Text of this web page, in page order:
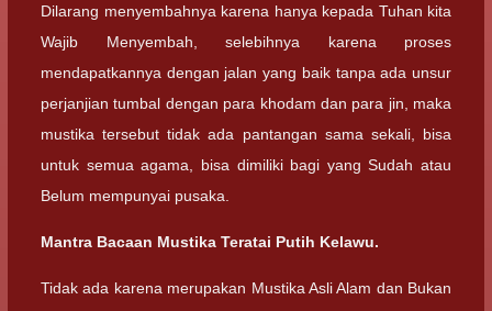
Dilarang menyembahnya karena hanya kepada Tuhan kita
Wajib Menyembah, selebihnya karena proses
mendapatkannya dengan jalan yang baik tanpa ada unsur
perjanjian tumbal dengan para khodam dan para jin, maka
mustika tersebut tidak ada pantangan sama sekali, bisa
untuk semua agama, bisa dimiliki bagi yang Sudah atau
Belum mempunyai pusaka.
Mantra Bacaan Mustika Teratai Putih Kelawu.
Tidak ada karena merupakan Mustika Asli Alam dan Bukan